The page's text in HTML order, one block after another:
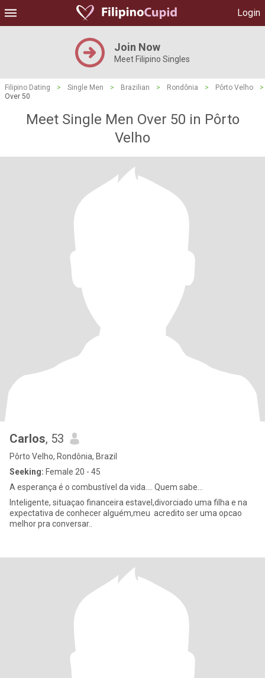
Login
Join Now
Meet Filipino Singles
Filipino Dating > Single Men > Brazilian > Rondônia > Pôrto Velho
>
Over 50
Meet Single Men Over 50 in Pôrto
Velho
Carlos, 53
Pôrto Velho, Rondônia, Brazil
Seeking: Female 20 - 45
A esperança é o combustível da vida.... Quem sabe...
Inteligente, situaçao financeira estavel,divorciado uma filha e na
expectativa de conhecer alguém,meu acredito ser uma opcao
melhor pra conversar..